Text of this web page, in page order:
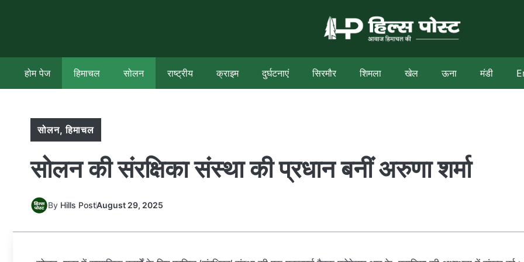
होम पेज हिमाचल सोलन राष्ट्रीय क्राइम दुर्घटनाएं सिरमौर शिमला खेल ऊना मंडी
सोलन,हिमाचल
सोलन की संरक्षिका संस्था की प्रधान बनीं अरुणा शर्मा
By Hills PostAugust 29, 2025